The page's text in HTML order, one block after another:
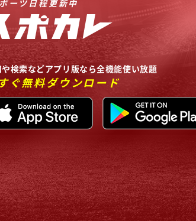
ーツ日程更新中
検索などアプリ版なら全機能使い放題
ぐ無料ダウンロード